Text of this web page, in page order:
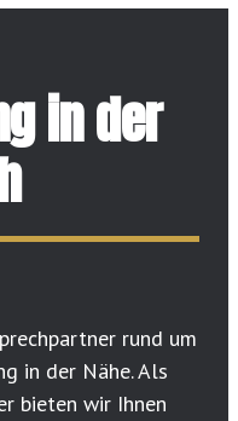
in der
rund um
in der Nähe. Als
bieten wir Ihnen